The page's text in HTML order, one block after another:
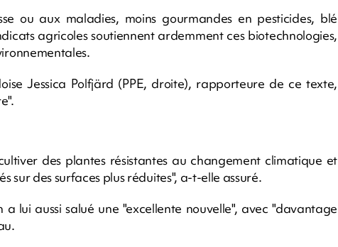
ou aux maladies, moins gourmandes en pesticides, blé
agricoles soutiennent ardemment ces biotechnologies,
Jessica Polfjärd (PPE, droite), rapporteure de ce texte,
des plantes résistantes au changement climatique et
sur des surfaces plus réduites", a-t-elle assuré.
lui aussi salué une "excellente nouvelle", avec "davantage